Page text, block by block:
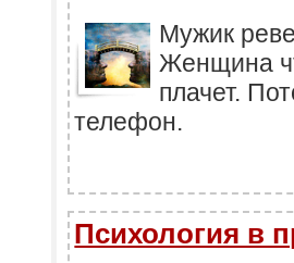
Мужик
Женщина
плачет.
телефон.
Психология в